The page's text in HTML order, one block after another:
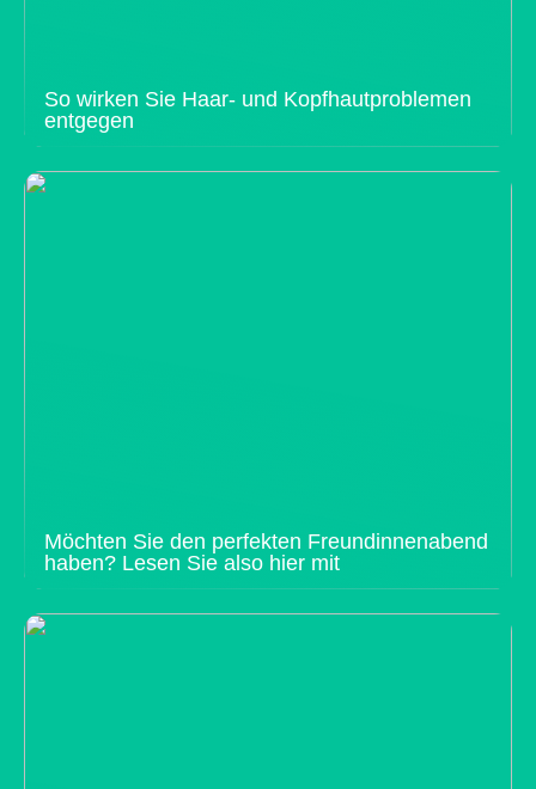
So wirken Sie Haar- und Kopfhautproblemen
entgegen
Möchten Sie den perfekten Freundinnenabend
haben? Lesen Sie also hier mit